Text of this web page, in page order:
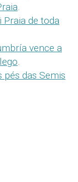
.
Praia de toda
vence a
.
pés das Semis